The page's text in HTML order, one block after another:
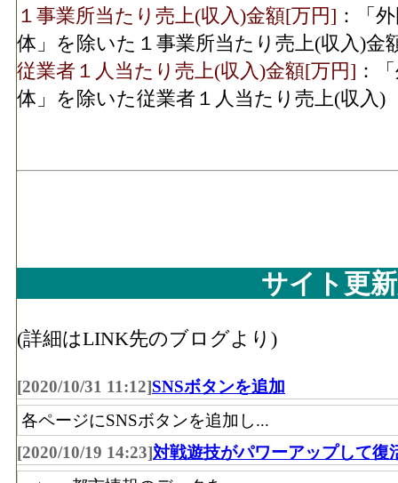
１事業所当たり売上(収入)金額[万円] ：「
体」を除いた１事業所当たり売上(収入)金
従業者１人当たり売上(収入)金額[万円] ：
体」を除いた従業者１人当たり売上(収入)
サイト更
(詳細はLINK先のブログより)
[2020/10/31 11:12]SNSボタンを追加
各ページにSNSボタンを追加し...
[2020/10/19 14:23]対戦遊技がパワーアップして復